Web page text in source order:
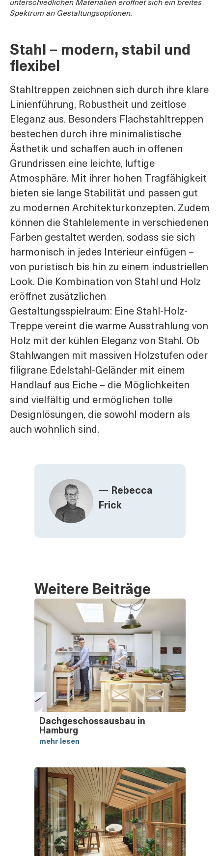
unterschiedlichen Materialien eröffnet sich ein breites
Spektrum an Gestaltungsoptionen.
Stahl – modern, stabil und
flexibel
Stahltreppen zeichnen sich durch ihre klare
Linienführung, Robustheit und zeitlose
Eleganz aus. Besonders Flachstahltreppen
bestechen durch ihre minimalistische
Ästhetik und schaffen auch in offenen
Grundrissen eine leichte, luftige
Atmosphäre. Mit ihrer hohen Tragfähigkeit
bieten sie lange Stabilität und passen gut
zu modernen Architekturkonzepten. Zudem
können die Stahlelemente in verschiedenen
Farben gestaltet werden, sodass sie sich
harmonisch in jedes Interieur einfügen –
von puristisch bis hin zu einem industriellen
Look. Die Kombination von Stahl und Holz
eröffnet zusätzlichen
Gestaltungsspielraum: Eine Stahl-Holz-
Treppe vereint die warme Ausstrahlung von
Holz mit der kühlen Eleganz von Stahl. Ob
Stahlwangen mit massiven Holzstufen oder
filigrane Edelstahl-Geländer mit einem
Handlauf aus Eiche – die Möglichkeiten
sind vielfältig und ermöglichen tolle
Designlösungen, die sowohl modern als
auch wohnlich sind.
— Rebecca
Frick
Weitere Beiträge
Dachgeschossausbau in
Hamburg
mehr lesen